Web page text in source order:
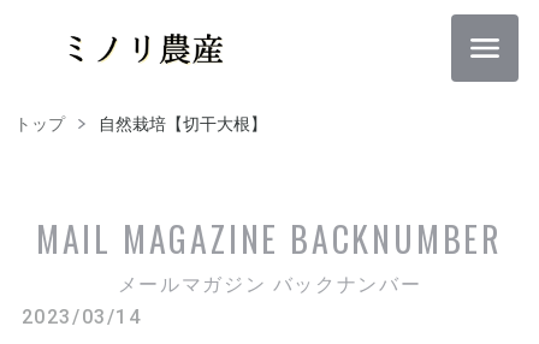
トップ 自然栽培【切干大根】
MAIL MAGAZINE BACKNUMBER
メールマガジン バックナンバー
2023/03/14